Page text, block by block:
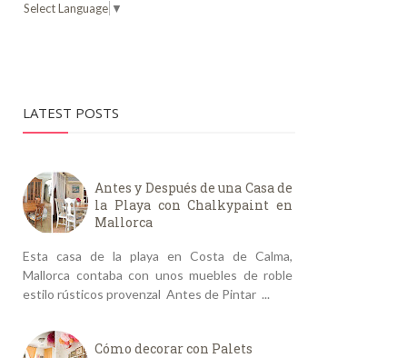
Select Language ▼
LATEST POSTS
Antes y Después de una Casa de
la Playa con Chalkypaint en
Mallorca
Esta casa de la playa en Costa de Calma,
Mallorca contaba con unos muebles de roble
estilo rústicos provenzal Antes de Pintar ...
Cómo decorar con Palets